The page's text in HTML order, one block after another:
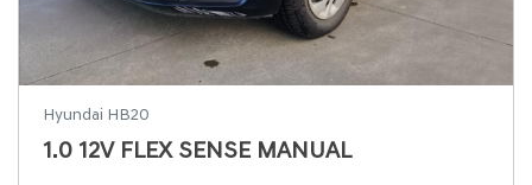
Hyundai HB20
1.0 12V FLEX SENSE MANUAL